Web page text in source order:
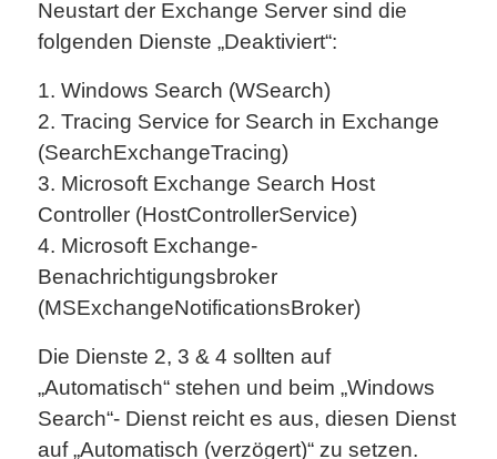
Neustart der Exchange Server sind die
folgenden Dienste „Deaktiviert“:
1. Windows Search (WSearch)
2. Tracing Service for Search in Exchange
(SearchExchangeTracing)
3. Microsoft Exchange Search Host
Controller (HostControllerService)
4. Microsoft Exchange-
Benachrichtigungsbroker
(MSExchangeNotificationsBroker)
Die Dienste 2, 3 & 4 sollten auf
„Automatisch“ stehen und beim „Windows
Search“- Dienst reicht es aus, diesen Dienst
auf „Automatisch (verzögert)“ zu setzen.